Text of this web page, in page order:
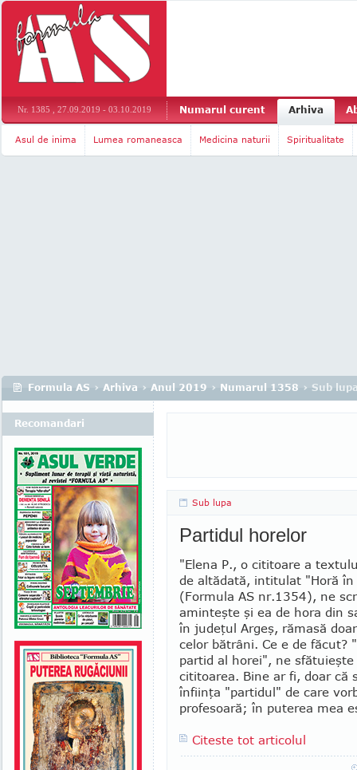
Nr. 1385 , 27.09.2019 - 03.10.2019 Numarul curent Arhiva
Asul de inima Lumea romaneasca Medicina naturii Spiritualitate
Formula AS › Arhiva › Anul 2019 › Numarul 1358 › Sub
Sub lupa
Partidul horelor
"Elena P., o cititoare a
de altădată, intitulat "Horă în
(Formula AS nr.1354), ne
aminteşte şi ea de hora din
în judeţul Argeş, rămasă
celor bătrâni. Ce e de făcut?
partid al horei", ne
cititoarea. Bine ar fi, doar că
înfiinţa "partidul" de care
profesoară; în puterea mea
Citeste tot articolul
Recomandari